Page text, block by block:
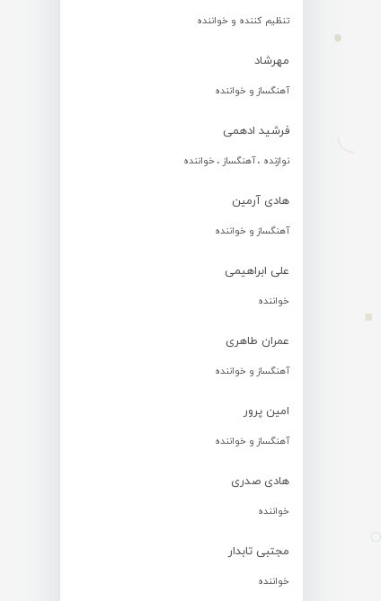
تنظیم کننده و خواننده
مهرشاد
آهنگساز و خواننده
فرشید ادهمی
نوازنده ، آهنگساز ، خواننده
هادی آرمین
آهنگساز و خواننده
علی ابراهیمی
خواننده
عمران طاهری
آهنگساز و خواننده
امین پرور
آهنگساز و خواننده
هادی صدری
خواننده
مجتبی تابدار
خواننده